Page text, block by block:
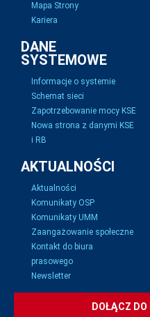
Mapa Strony
Kariera
DANE
SYSTEMOWE
Informacje o systemie
Schemat sieci
Zapotrzebowanie mocy KSE
Nowa strona z danymi KSE
i RB
AKTUALNOŚCI
Aktualności
Komunikaty OSP
Komunikaty UMM
Zaangażowanie społeczne
Kontakt do biura
prasowego
Newsletter
DOŁĄCZ